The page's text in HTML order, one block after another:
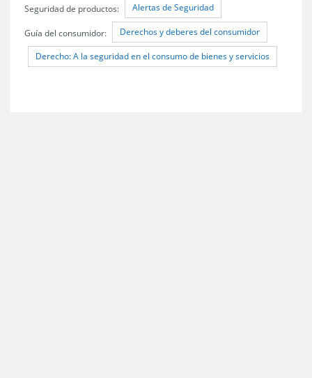
Seguridad de productos: Alertas de Seguridad
Guía del consumidor: Derechos y deberes del consumidor
Derecho: A la seguridad en el consumo de bienes y servicios